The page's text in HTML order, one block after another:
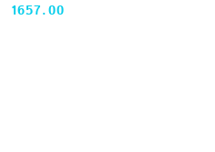
Cena:
1657.00